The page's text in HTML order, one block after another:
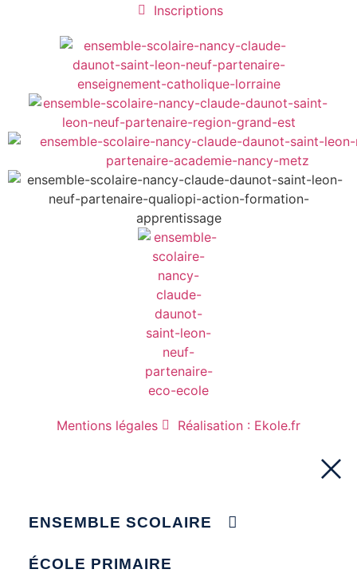
Inscriptions
Mentions légales Réalisation : Ekole.fr
ENSEMBLE SCOLAIRE
ÉCOLE PRIMAIRE